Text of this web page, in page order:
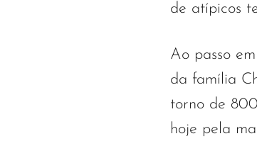
de atípicos
Ao passo
da família
torno de
hoje pela